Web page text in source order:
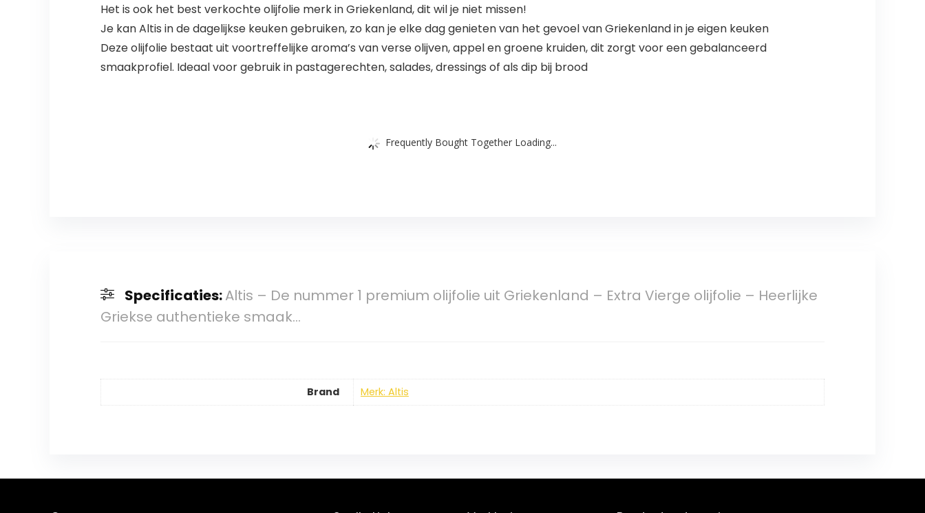
Het is ook het best verkochte olijfolie merk in Griekenland, dit wil je niet missen!
Je kan Altis in de dagelijkse keuken gebruiken, zo kan je elke dag genieten van het gevoel van Griekenland in je eigen keuken
Deze olijfolie bestaat uit voortreffelijke aroma’s van verse olijven, appel en groene kruiden, dit zorgt voor een gebalanceerd
smaakprofiel. Ideaal voor gebruik in pastagerechten, salades, dressings of als dip bij brood
Frequently Bought Together Loading...
Specificaties:Altis – De nummer 1 premium olijfolie uit Griekenland – Extra Vierge olijfolie – Heerlijke
Griekse authentieke smaak…
Brand Merk: Altis